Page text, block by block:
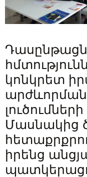
կոնկրետ
Մասնակից
իրենց